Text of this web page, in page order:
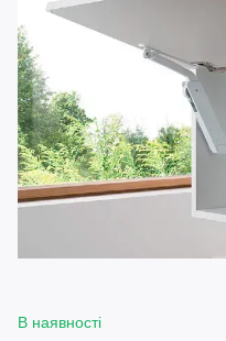
В наявності